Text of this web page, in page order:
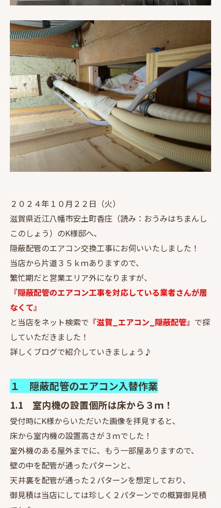
２０２４年１０月２２日（火）
滋賀県近江八幡市安土町香庄（読み：おうみはちまんし
このしょう）のK様邸へ、
隠蔽配管のエアコン交換工事にお伺いいたしました！
当店から片道３５ｋｍありますので、
繁忙期だと営業エリア外になりますが、
『隠蔽配管のエアコン工事を対応している業者さんが居
なくて』
と当店をネット検索で 『滋賀_エアコン_隠蔽配管』 で探
していただきました！
詳しくブログで紹介していきましょう♪
１ 隠蔽配管のエアコン入替作業
1.1 室内機の設置個所は床から３ｍ！
受付時にK様からいただいた画像を拝見すると、
床から室内機の設置高さが３ｍでした！
室外機のある屋外までに、もう一部屋ありますので、
壁の中を配管が通ったパターンと、
天井裏を配管が通った２パターンを想定しており、
御見積は当店にしては珍しく２パターンでの概算御見積